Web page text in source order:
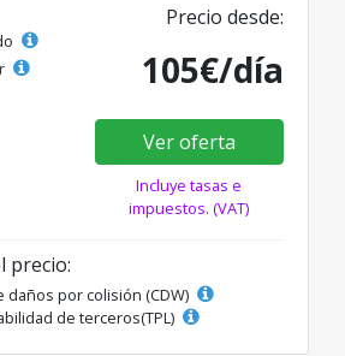
Precio desde:
105€/día
Ver oferta
Incluye tasas e
impuestos. (VAT)
precio:
daños por colisión (CDW)
de terceros(TPL)